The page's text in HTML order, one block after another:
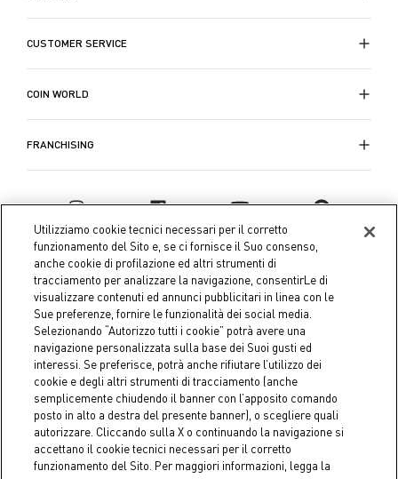
CUSTOMER SERVICE
COIN WORLD
FRANCHISING
Coin S.p.A. Tax code / VAT number 04391480276, share capital
€ 10.000.000,00 fully paid up
Company data Cookie Policy Privacy Policy
Legal
Notice
Utilizziamo cookie tecnici necessari per il corretto
funzionamento del Sito e, se ci fornisce il Suo consenso,
anche cookie di profilazione ed altri strumenti di
tracciamento per analizzare la navigazione, consentirLe di
visualizzare contenuti ed annunci pubblicitari in linea con le
Sue preferenze, fornire le funzionalità dei social media.
Selezionando “Autorizzo tutti i cookie” potrà avere una
navigazione personalizzata sulla base dei Suoi gusti ed
interessi. Se preferisce, potrà anche rifiutare l’utilizzo dei
cookie e degli altri strumenti di tracciamento (anche
semplicemente chiudendo il banner con l’apposito comando
posto in alto a destra del presente banner), o scegliere quali
autorizzare. Cliccando sulla X o continuando la navigazione si
accettano il cookie tecnici necessari per il corretto
funzionamento del Sito. Per maggiori informazioni, legga la